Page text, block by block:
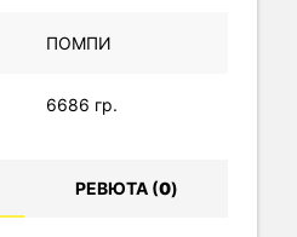
ПОМПИ
6686 гр.
РЕВЮТА (0)